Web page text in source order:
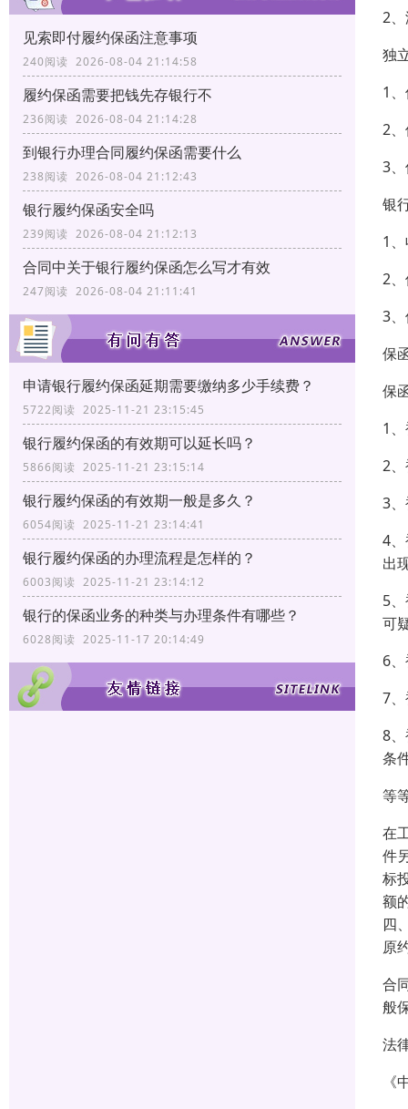
见索即付履约保函注意事项
240阅读 2026-08-04 21:14:58
履约保函需要把钱先存银行不
236阅读 2026-08-04 21:14:28
到银行办理合同履约保函需要什么
238阅读 2026-08-04 21:12:43
银行履约保函安全吗
239阅读 2026-08-04 21:12:13
合同中关于银行履约保函怎么写才有效
247阅读 2026-08-04 21:11:41
申请银行履约保函延期需要缴纳多少手续费？
5722阅读 2025-11-21 23:15:45
银行履约保函的有效期可以延长吗？
5866阅读 2025-11-21 23:15:14
银行履约保函的有效期一般是多久？
6054阅读 2025-11-21 23:14:41
银行履约保函的办理流程是怎样的？
6003阅读 2025-11-21 23:14:12
银行的保函业务的种类与办理条件有哪些？
6028阅读 2025-11-17 20:14:49
2
独
1
2
3
银
1
2
3
保
保
1
2
3
4
出
5
可
6
7
8
条
等
在
件
标
额
四
原
合
般
法